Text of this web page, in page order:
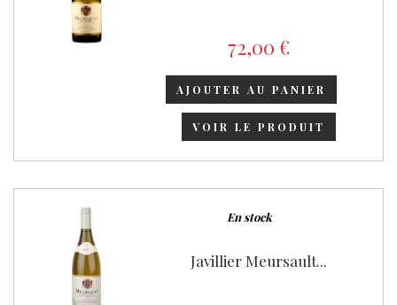
72,00 €
AJOUTER AU PANIER
VOIR LE PRODUIT
En stock
Javillier Meursault...